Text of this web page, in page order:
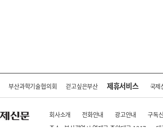
부산과학기술협의회 걷고싶은부산 제휴서비스 국제
회사소개 전화안내 광고안내 구독
주소 : 부산광역시 연제구 중앙대로 1217